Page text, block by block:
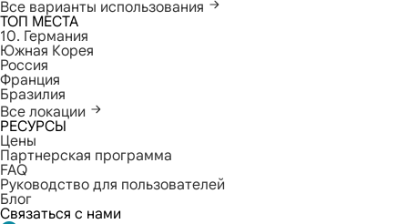
Все варианты использования
ТОП МЕСТА
10. Германия
Южная Корея
Россия
Франция
Бразилия
Все локации
РЕСУРСЫ
Цены
Партнерская программа
FAQ
Руководство для пользователей
Блог
Связаться с нами